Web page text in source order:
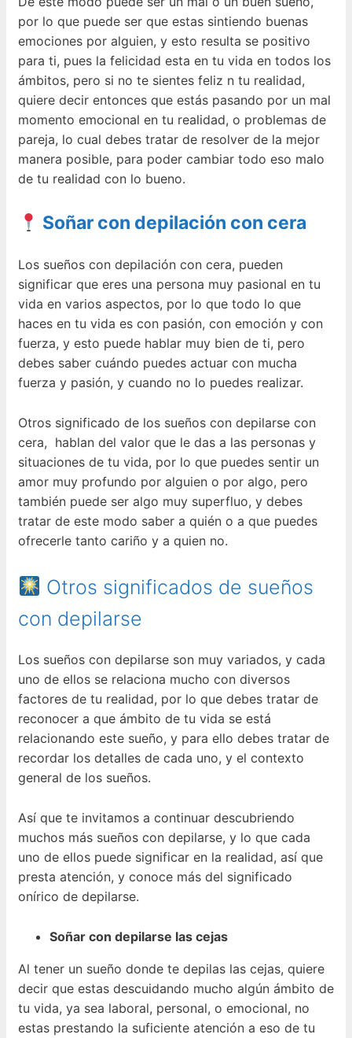
por lo que puede ser que estas sintiendo buenas
emociones por alguien, y esto resulta se positivo
para ti, pues la felicidad esta en tu vida en todos los
ámbitos, pero si no te sientes feliz n tu realidad,
quiere decir entonces que estás pasando por un mal
momento emocional en tu realidad, o problemas de
pareja, lo cual debes tratar de resolver de la mejor
manera posible, para poder cambiar todo eso malo
de tu realidad con lo bueno.
Soñar con depilación con cera
Los sueños con depilación con cera, pueden
significar que eres una persona muy pasional en tu
vida en varios aspectos, por lo que todo lo que
haces en tu vida es con pasión, con emoción y con
fuerza, y esto puede hablar muy bien de ti, pero
debes saber cuándo puedes actuar con mucha
fuerza y pasión, y cuando no lo puedes realizar.
Otros significado de los sueños con depilarse con
cera, hablan del valor que le das a las personas y
situaciones de tu vida, por lo que puedes sentir un
amor muy profundo por alguien o por algo, pero
también puede ser algo muy superfluo, y debes
tratar de este modo saber a quién o a que puedes
ofrecerle tanto cariño y a quien no.
Otros significados de sueños
con depilarse
Los sueños con depilarse son muy variados, y cada
uno de ellos se relaciona mucho con diversos
factores de tu realidad, por lo que debes tratar de
reconocer a que ámbito de tu vida se está
relacionando este sueño, y para ello debes tratar de
recordar los detalles de cada uno, y el contexto
general de los sueños.
Así que te invitamos a continuar descubriendo
muchos más sueños con depilarse, y lo que cada
uno de ellos puede significar en la realidad, así que
presta atención, y conoce más del significado
onírico de depilarse.
Soñar con depilarse las cejas
Al tener un sueño donde te depilas las cejas, quiere
decir que estas descuidando mucho algún ámbito de
tu vida, ya sea laboral, personal, o emocional, no
estas prestando la suficiente atención a eso de tu